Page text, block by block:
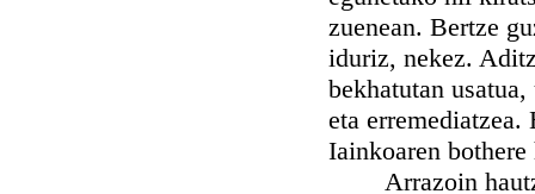
zuenean. Bertze
iduriz, nekez.
bekhatutan
eta erremediatzea.
Iainkoaren
Arrazoin